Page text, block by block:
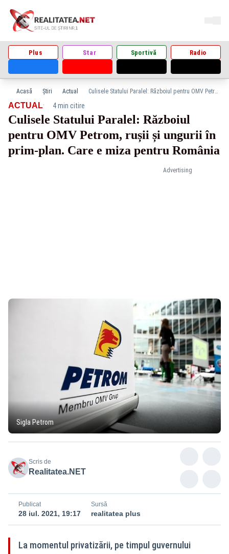
Plus Star Sportivă Radio
Acasă Știri Actual Culisele Statului Paralel: Războiul pentru OMV Petrom, rușii și ungurii în prim-plan. Care e miza pentru România
Advertising
ACTUAL· 4 min citire
Culisele Statului Paralel: Războiul
pentru OMV Petrom, rușii și ungurii în
prim-plan. Care e miza pentru România
Sigla Petrom
Scris de
Realitatea.NET
Publicat
28 iul. 2021, 19:17
Sursă
realitatea plus
La momentul privatizării, pe timpul guvernului